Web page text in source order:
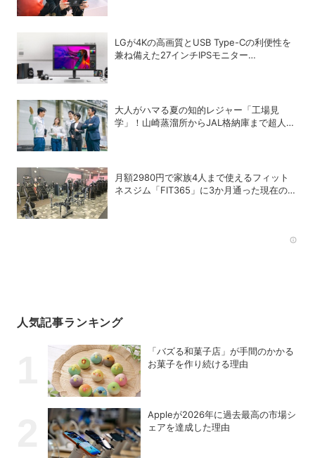
LGが4Kの高画質とUSB Type-Cの利便性を
兼ね備えた27インチIPSモニター
大人がハマる夏の知的レジャー「工場見
学」！山崎蒸溜所からJAL格納庫まで超人気
月額2980円で家族4人まで使えるフィット
ネスジム「FIT365」に3か月通った現在のリ
人気記事ランキング
「バズる和菓子店」が手間のかかる
お菓子を作り続ける理由
Appleが2026年に過去最⾼の市場シ
ェアを達成した理由